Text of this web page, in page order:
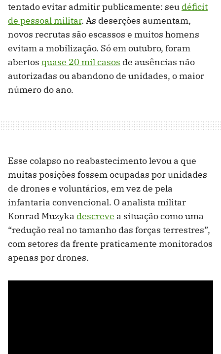
tentado evitar admitir publicamente: seu déficit
de pessoal militar. As deserções aumentam,
novos recrutas são escassos e muitos homens
evitam a mobilização. Só em outubro, foram
abertos quase 20 mil casos de ausências não
autorizadas ou abandono de unidades, o maior
número do ano.
Esse colapso no reabastecimento levou a que
muitas posições fossem ocupadas por unidades
de drones e voluntários, em vez de pela
infantaria convencional. O analista militar
Konrad Muzyka descreve a situação como uma
“redução real no tamanho das forças terrestres”,
com setores da frente praticamente monitorados
apenas por drones.